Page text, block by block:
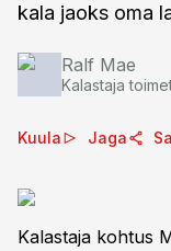
kala jaoks oma
Ralf Mae
Kalastaja
Kuula Jaga
Kalastaja kohtus